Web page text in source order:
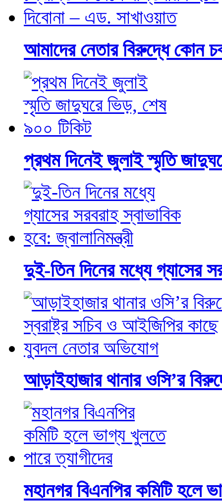
আমাদের নেতার বিরুদ্ধে কোন
প্রথম দিনেই জুলাই স্মৃতি
দুই-তিন দিনের মধ্যে গ্যাসের
আড়াইহাজার থানার ওসি’র
মহানগর বিএনপির কমিটি হলে